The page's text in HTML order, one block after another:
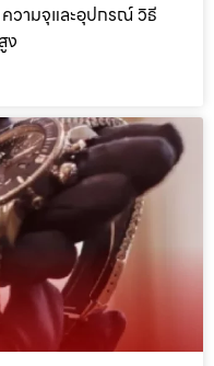
ความจุและอุปกรณ์ วิธี
ง